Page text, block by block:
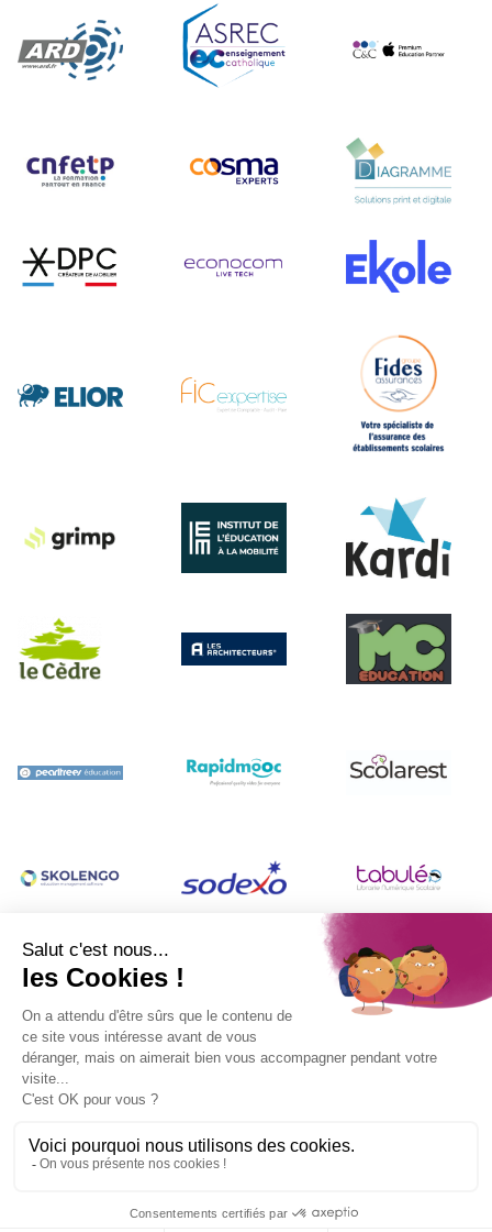
Contact| Mentions légales